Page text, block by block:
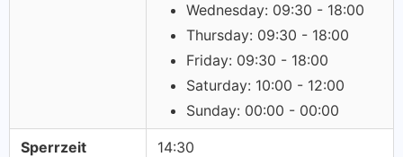
Wednesday: 09:30 - 18:00
Thursday: 09:30 - 18:00
Friday: 09:30 - 18:00
Saturday: 10:00 - 12:00
Sunday: 00:00 - 00:00
Sperrzeit 14:30